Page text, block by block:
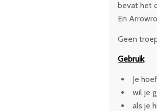
bevat het
En
Geen
Gebruik:
Je
wil je
als je